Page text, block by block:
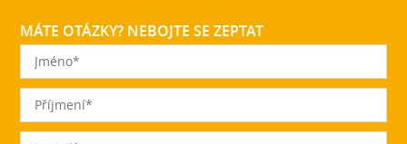
MÁTE OTÁZKY? NEBOJTE SE ZEPTAT